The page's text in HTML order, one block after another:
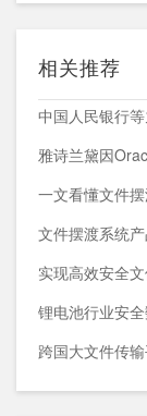
相关推荐
雅诗兰黛因
实现高效安全
跨国大文件传